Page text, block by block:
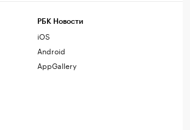
РБК Новости
iOS
Android
AppGallery